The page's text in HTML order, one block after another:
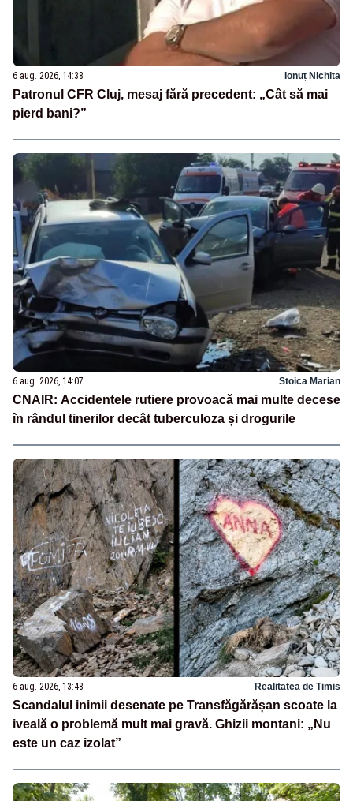
6 aug. 2026, 14:38 Ionuț Nichita
Patronul CFR Cluj, mesaj fără precedent: „Cât să mai
pierd bani?”
6 aug. 2026, 14:07 Stoica Marian
CNAIR: Accidentele rutiere provoacă mai multe decese
în rândul tinerilor decât tuberculoza și drogurile
6 aug. 2026, 13:48 Realitatea de Timis
Scandalul inimii desenate pe Transfăgărășan scoate la
iveală o problemă mult mai gravă. Ghizii montani: „Nu
este un caz izolat”